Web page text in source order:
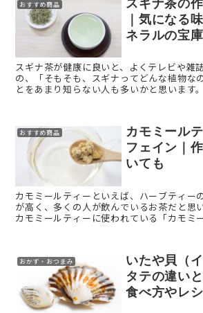
おすすめ商品
スギナ茶の
｜気になる
ネラルの宝庫
スギナ茶が健康に良いと、よくテレビや雑
の、「そもそも、スギナってどんな植物な
とをあまり知らない人も多いかと思います
おすすめ商品
カモミール
フェイン｜
いても
カモミールティーといえば、ハーブティー
が高く、多くの人が飲んでいるお茶だと思
カモミールティーに使われている「カモミ
おかず・おつまみ
いたや貝（
タテの違い
食べ方やレ